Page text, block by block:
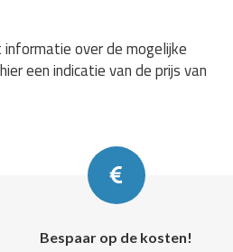
over de mogelijke
een indicatie van de prijs van
Bespaar op de kosten!